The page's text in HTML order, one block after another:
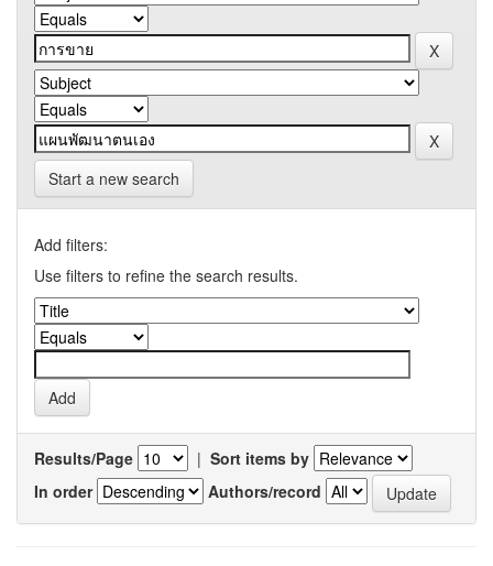
Start a new search
Add filters:
Use filters to refine the search results.
Results/Page | Sort items by
In order
Authors/record